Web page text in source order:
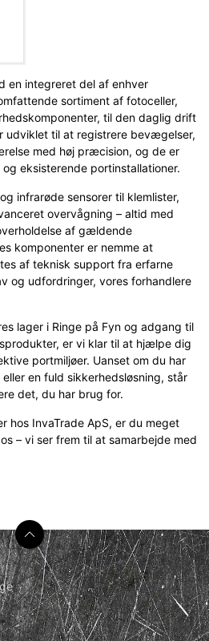
en integreret del af enhver
sortiment af fotoceller,
til den daglig drift
udviklet til at registrere bevægelser,
med høj præcision, og de er
eksisterende portinstallationer.
infrarøde sensorer til klemlister,
overvågning – altid med
af gældende
komponenter er nemme at
af teknisk support fra erfarne
og udfordringer, vores forhandlere
lager i Ringe på Fyn og adgang til
er vi klar til at hjælpe dig
portmiljøer. Uanset om du har
en fuld sikkerhedsløsning, står
det, du har brug for.
hos InvaTrade ApS, er du meget
– vi ser frem til at samarbejde med